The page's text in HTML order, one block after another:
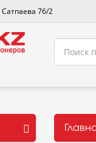
76/2